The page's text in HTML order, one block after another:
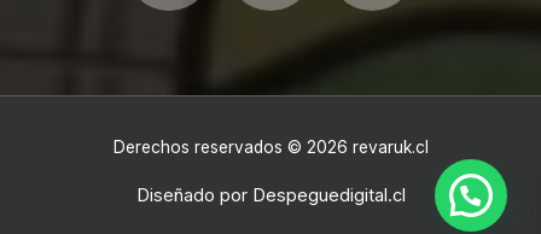
Derechos reservados © 2026 revaruk.cl
Diseñado por Despeguedigital.cl